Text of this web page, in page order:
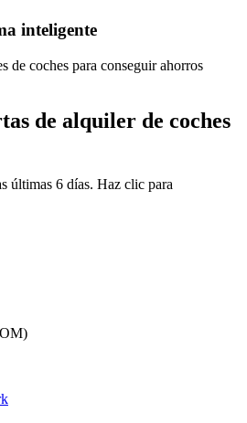
inteligente
de coches para conseguir ahorros
de alquiler de coches
últimas 6 días. Haz clic para